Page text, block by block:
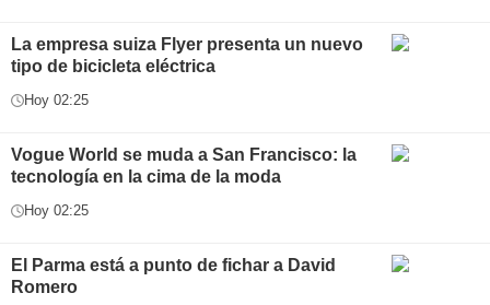
La empresa suiza Flyer presenta un nuevo
tipo de bicicleta eléctrica
Hoy 02:25
Vogue World se muda a San Francisco: la
tecnología en la cima de la moda
Hoy 02:25
El Parma está a punto de fichar a David
Romero